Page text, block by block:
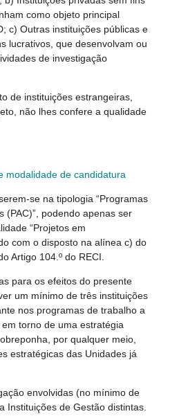
como objeto principal
c) Outras instituições públicas e
lucrativos, que desenvolvam ou
de investigação
de instituições estrangeiras,
não lhes confere a qualidade
modalidade de candidatura
se na tipologia “Programas
(PAC)”, podendo apenas ser
“Projetos em
com o disposto na alínea c) do
Artigo 104.º do RECI.
para os efeitos do presente
um mínimo de três instituições
nos programas de trabalho a
torno de uma estratégia
por qualquer meio,
estratégicas das Unidades já
envolvidas (no mínimo de
Instituições de Gestão distintas.